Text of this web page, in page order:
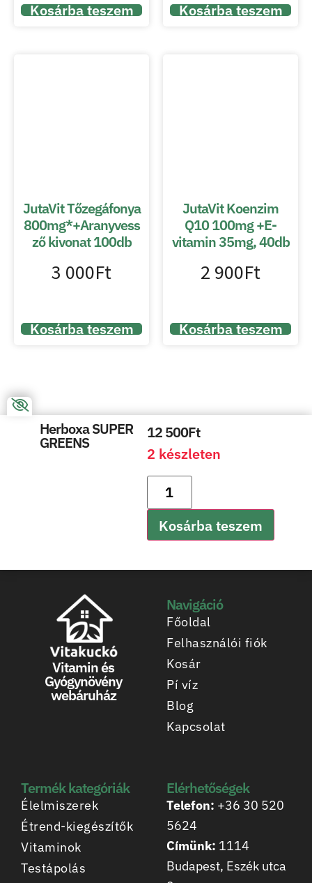
Kosárba teszem Kosárba teszem
JutaVit Tőzegáfonya
800mg*+Aranyvess
ző kivonat 100db
3 000Ft
Kosárba teszem
JutaVit Koenzim
Q10 100mg +E-
vitamin 35mg, 40db
2 900Ft
Kosárba teszem
Herboxa SUPER
GREENS
12 500Ft
2 készleten
Kosárba teszem
Vitamin és
Gyógynövény
webáruház
Navigáció
Főoldal
Felhasználói fiók
Kosár
Pí víz
Blog
Kapcsolat
Termék kategóriák
Élelmiszerek
Étrend-kiegészítők
Vitaminok
Testápolás
Elérhetőségek
Telefon: +36 30 520
5624
Címünk: 1114
Budapest, Eszék utca